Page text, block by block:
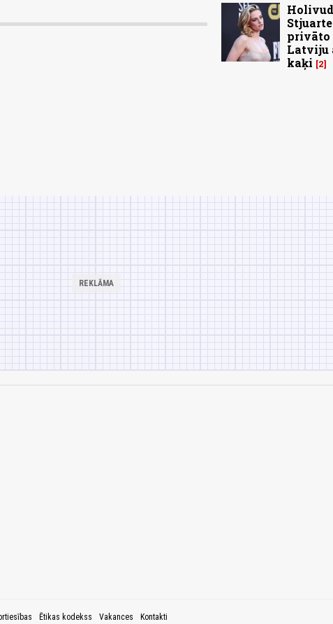
privāto
Latviju
kaķi
2
Ētikas kodekss Vakances Kontakti